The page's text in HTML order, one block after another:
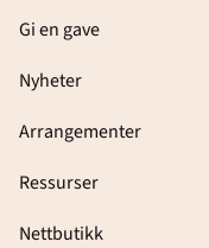
Gi en gave
Nyheter
Arrangementer
Ressurser
Nettbutikk